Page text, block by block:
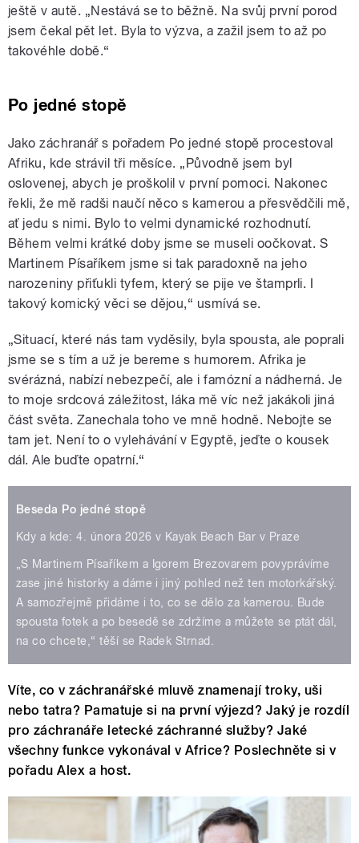
ještě v autě. „Nestává se to běžně. Na svůj první porod
jsem čekal pět let. Byla to výzva, a zažil jsem to až po
takovéhle době.“
Po jedné stopě
Jako záchranář s pořadem Po jedné stopě procestoval
Afriku, kde strávil tři měsíce. „Původně jsem byl
oslovenej, abych je proškolil v první pomoci. Nakonec
řekli, že mě radši naučí něco s kamerou a přesvědčili mě,
ať jedu s nimi. Bylo to velmi dynamické rozhodnutí.
Během velmi krátké doby jsme se museli oočkovat. S
Martinem Písaříkem jsme si tak paradoxně na jeho
narozeniny přiťukli tyfem, který se pije ve štamprli. I
takový komický věci se dějou,“ usmívá se.
„Situací, které nás tam vyděsily, byla spousta, ale poprali
jsme se s tím a už je bereme s humorem. Afrika je
svérázná, nabízí nebezpečí, ale i famózní a nádherná. Je
to moje srdcová záležitost, láka mě víc než jakákoli jiná
část světa. Zanechala toho ve mně hodně. Nebojte se
tam jet. Není to o vylehávání v Egyptě, jeďte o kousek
dál. Ale buďte opatrní.“
Beseda Po jedné stopě
Kdy a kde: 4. února 2026 v Kayak Beach Bar v Praze
„S Martinem Písaříkem a Igorem Brezovarem povyprávíme
zase jiné historky a dáme i jiný pohled než ten motorkářský.
A samozřejmě přidáme i to, co se dělo za kamerou. Bude
spousta fotek a po besedě se zdržíme a můžete se ptát dál,
na co chcete,“ těší se Radek Strnad.
Víte, co v záchranářské mluvě znamenají troky, uši
nebo tatra? Pamatuje si na první výjezd? Jaký je rozdíl
pro záchranáře letecké záchranné služby? Jaké
všechny funkce vykonával v Africe? Poslechněte si v
pořadu Alex a host.